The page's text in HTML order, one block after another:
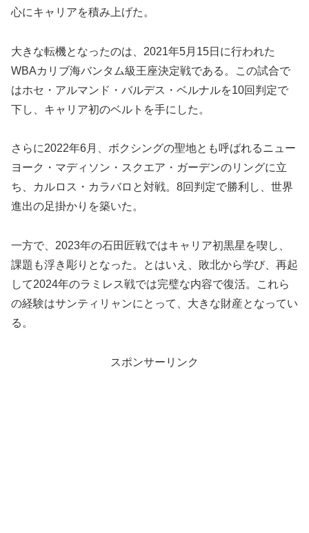
心にキャリアを積み上げた。
大きな転機となったのは、2021年5月15日に行われた
WBAカリブ海バンタム級王座決定戦である。この試合で
はホセ・アルマンド・バルデス・ベルナルを10回判定で
下し、キャリア初のベルトを手にした。
さらに2022年6月、ボクシングの聖地とも呼ばれるニュー
ヨーク・マディソン・スクエア・ガーデンのリングに立
ち、カルロス・カラバロと対戦。8回判定で勝利し、世界
進出の足掛かりを築いた。
一方で、2023年の石田匠戦ではキャリア初黒星を喫し、
課題も浮き彫りとなった。とはいえ、敗北から学び、再起
して2024年のラミレス戦では完璧な内容で復活。これら
の経験はサンティリャンにとって、大きな財産となってい
る。
スポンサーリンク